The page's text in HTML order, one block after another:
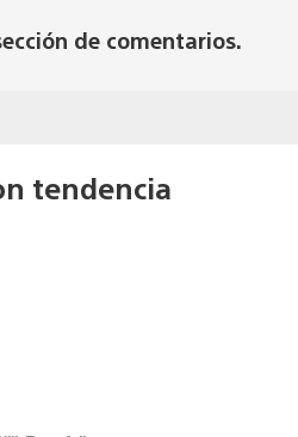
de comentarios.
tendencia